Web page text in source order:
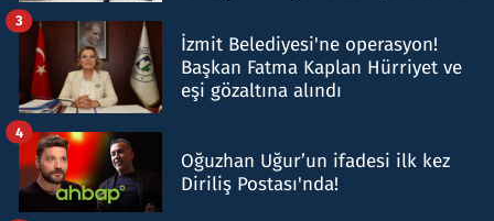
İzmit Belediyesi'ne operasyon!
Başkan Fatma Kaplan Hürriyet ve
eşi gözaltına alındı
3
Oğuzhan Uğur’un ifadesi ilk kez
Diriliş Postası'nda!
4